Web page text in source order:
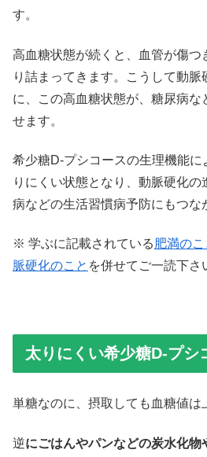
す。
高血糖状態が続くと、血管が傷つ
り詰まってきます。こうして動脈
に、この高血糖状態が、糖尿病な
せます。
希少糖D-プシコースの生理機能に
りにくい状態となり、動脈硬化の
病などの生活習慣病予防にもつな
※ 学ぶに記載されている肥満のこ
脈硬化のこと を併せてご一読下さ
太りにくい希少糖D-プシ
単糖なのに、摂取しても血糖値は
逆にごはんやパンなどの炭水化